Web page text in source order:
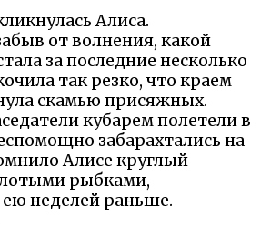
Алиса.
от волнения, какой
за последние несколько
так резко, что краем
скамью присяжных.
кубарем полетели в
забарахтались на
Алисе круглый
рыбками,
неделей раньше.